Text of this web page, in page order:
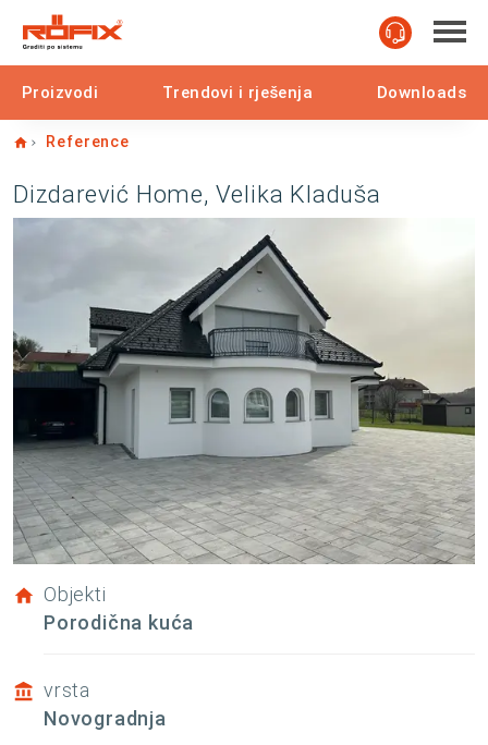
Proizvodi Trendovi i rješenja Downloads
Home
Reference
Dizdarević Home, Velika Kladuša
Objekti
Porodična kuća
vrsta
Novogradnja